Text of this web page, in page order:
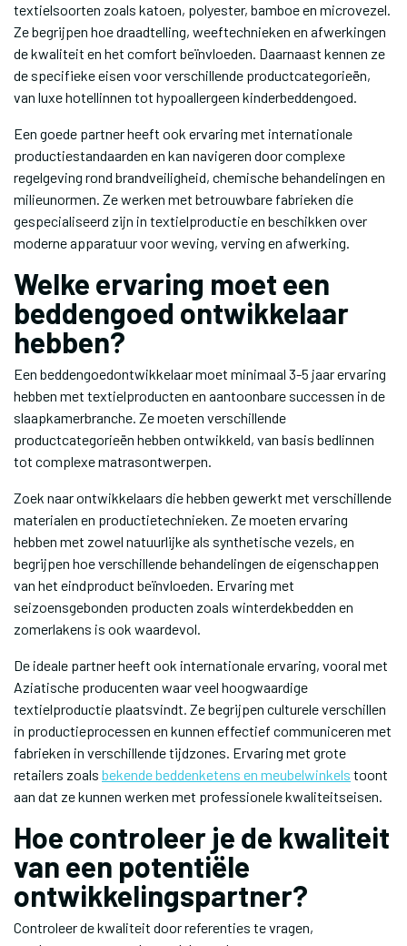
textielsoorten zoals katoen, polyester, bamboe en microvezel.
Ze begrijpen hoe draadtelling, weeftechnieken en afwerkingen
de kwaliteit en het comfort beïnvloeden. Daarnaast kennen ze
de specifieke eisen voor verschillende productcategorieën,
van luxe hotellinnen tot hypoallergeen kinderbeddengoed.
Een goede partner heeft ook ervaring met internationale
productiestandaarden en kan navigeren door complexe
regelgeving rond brandveiligheid, chemische behandelingen en
milieunormen. Ze werken met betrouwbare fabrieken die
gespecialiseerd zijn in textielproductie en beschikken over
moderne apparatuur voor weving, verving en afwerking.
Welke ervaring moet een
beddengoed ontwikkelaar
hebben?
Een beddengoedontwikkelaar moet minimaal 3-5 jaar ervaring
hebben met textielproducten en aantoonbare successen in de
slaapkamerbranche. Ze moeten verschillende
productcategorieën hebben ontwikkeld, van basis bedlinnen
tot complexe matrasontwerpen.
Zoek naar ontwikkelaars die hebben gewerkt met verschillende
materialen en productietechnieken. Ze moeten ervaring
hebben met zowel natuurlijke als synthetische vezels, en
begrijpen hoe verschillende behandelingen de eigenschappen
van het eindproduct beïnvloeden. Ervaring met
seizoensgebonden producten zoals winterdekbedden en
zomerlakens is ook waardevol.
De ideale partner heeft ook internationale ervaring, vooral met
Aziatische producenten waar veel hoogwaardige
textielproductie plaatsvindt. Ze begrijpen culturele verschillen
in productieprocessen en kunnen effectief communiceren met
fabrieken in verschillende tijdzones. Ervaring met grote
retailers zoals bekende beddenketens en meubelwinkels toont
aan dat ze kunnen werken met professionele kwaliteitseisen.
Hoe controleer je de kwaliteit
van een potentiële
ontwikkelingspartner?
Controleer de kwaliteit door referenties te vragen,